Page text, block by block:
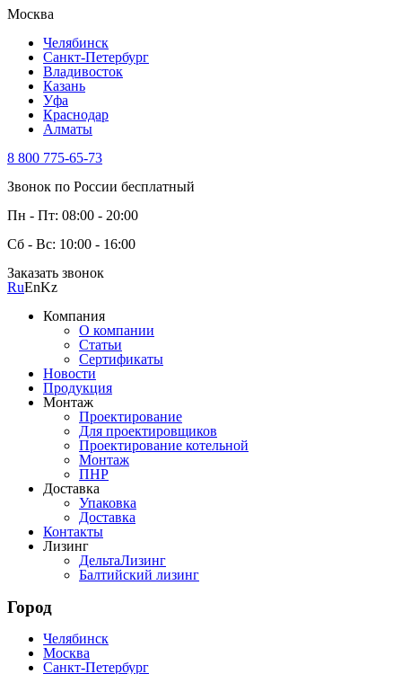
Москва
Челябинск
Санкт-Петербург
Владивосток
Казань
Уфа
Краснодар
Алматы
8 800 775-65-73
Звонок по России бесплатный
Пн - Пт: 08:00 - 20:00
Сб - Вс: 10:00 - 16:00
Заказать звонок
RuEnKz
Компания
О компании
Статьи
Сертификаты
Новости
Продукция
Монтаж
Проектирование
Для проектировщиков
Проектирование котельной
Монтаж
ПНР
Доставка
Упаковка
Доставка
Контакты
Лизинг
ДельтаЛизинг
Балтийский лизинг
Город
Челябинск
Москва
Санкт-Петербург